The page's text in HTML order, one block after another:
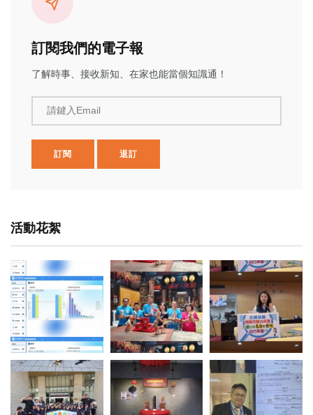
訂閱我們的電子報
了解時事、接收新知、在家也能當個知識通！
請鍵入Email
訂閱 退訂
活動花絮